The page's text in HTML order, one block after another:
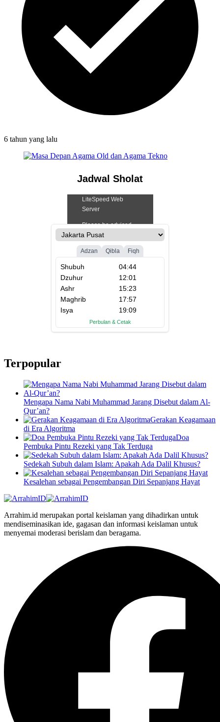
6 tahun yang lalu
Jadwal Sholat
Terpopular
Mengapa Nama Nabi Muhammad Jarang Disebut dalam Al-
Qur’an?
Gerakan Keagamaan
di Era Algoritma
Doa
Pembuka Pintu Rezeki yang Tak Terduga
Sedekah Subuh dalam Islam: Apakah Ada Dalil Khusus?
Kesalehan sebagai Pengembangan Diri Sepanjang Hayat
Arrahim.id merupakan portal keislaman yang dihadirkan untuk
mendiseminasikan ide, gagasan dan informasi keislaman untuk
menyemai moderasi berislam dan beragama.